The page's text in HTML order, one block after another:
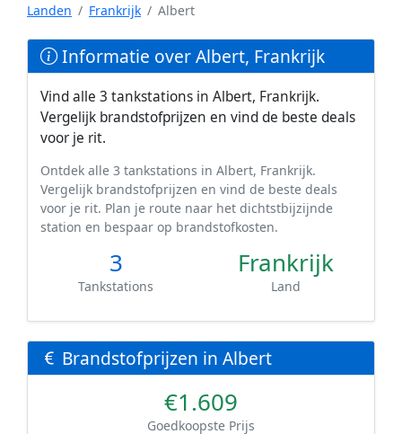
Landen Frankrijk Albert
Informatie over Albert, Frankrijk
Vind alle 3 tankstations in Albert, Frankrijk.
Vergelijk brandstofprijzen en vind de beste deals
voor je rit.
Ontdek alle 3 tankstations in Albert, Frankrijk.
Vergelijk brandstofprijzen en vind de beste deals
voor je rit. Plan je route naar het dichtstbijzijnde
station en bespaar op brandstofkosten.
3
Tankstations
Frankrijk
Land
Brandstofprijzen in Albert
€1.609
Goedkoopste Prijs